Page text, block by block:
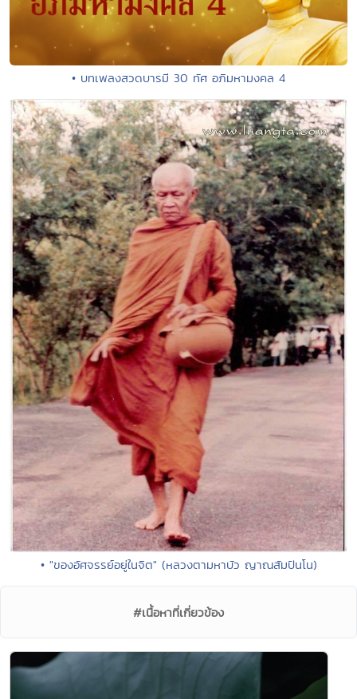
• บทเพลงสวดบารมี 30 ทัศ อภิมหามงคล 4
• "ของอัศจรรย์อยู่ในจิต" (หลวงตามหาบัว ญาณสัมปันโน)
#เนื้อหาที่เกี่ยวข้อง